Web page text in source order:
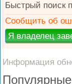
Быстрый поиск
Сообщить об
Информация